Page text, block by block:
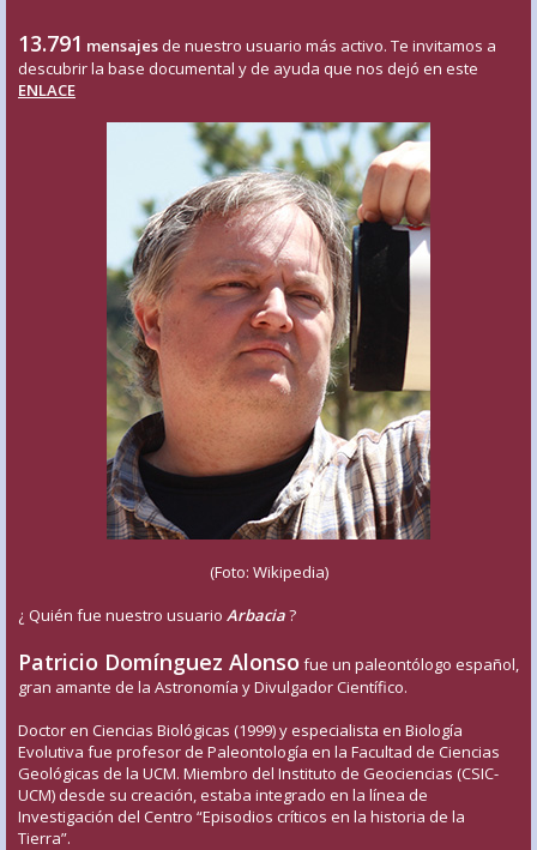
13.791 mensajes de nuestro usuario más activo. Te invitamos a
descubrir la base documental y de ayuda que nos dejó en este
ENLACE
(Foto: Wikipedia)
¿ Quién fue nuestro usuario Arbacia?
Patricio Domínguez Alonso fue un paleontólogo español,
gran amante de la Astronomía y Divulgador Científico.
Doctor en Ciencias Biológicas (1999) y especialista en Biología
Evolutiva fue profesor de Paleontología en la Facultad de Ciencias
Geológicas de la UCM. Miembro del Instituto de Geociencias (CSIC-
UCM) desde su creación, estaba integrado en la línea de
Investigación del Centro “Episodios críticos en la historia de la
Tierra”.